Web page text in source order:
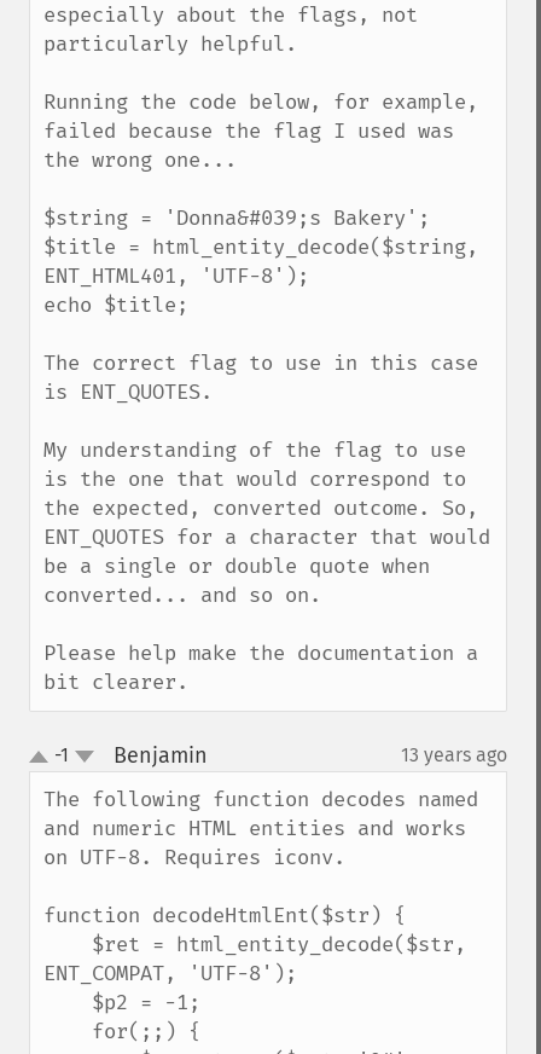
especially about the flags, not
particularly helpful.
Running the code below, for example,
failed because the flag I used was
the wrong one...
$string = 'Donna&#039;s Bakery';
$title = html_entity_decode($string,
ENT_HTML401, 'UTF-8');
echo $title;
The correct flag to use in this case
is ENT_QUOTES.
My understanding of the flag to use
is the one that would correspond to
the expected, converted outcome. So,
ENT_QUOTES for a character that would
be a single or double quote when
converted... and so on.
Please help make the documentation a
bit clearer.
up
down
-1 Benjamin 13 years ago
The following function decodes named
and numeric HTML entities and works
on UTF-8. Requires iconv.
function decodeHtmlEnt($str) {
ENT_COMPAT, 'UTF-8');